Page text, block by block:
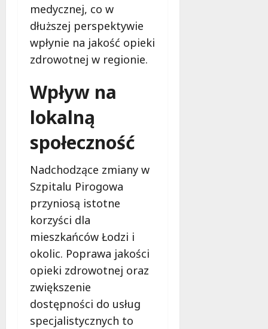
medycznej, co w
dłuższej perspektywie
wpłynie na jakość opieki
zdrowotnej w regionie.
Wpływ na
lokalną
społeczność
Nadchodzące zmiany w
Szpitalu Pirogowa
przyniosą istotne
korzyści dla
mieszkańców Łodzi i
okolic. Poprawa jakości
opieki zdrowotnej oraz
zwiększenie
dostępności do usług
specjalistycznych to